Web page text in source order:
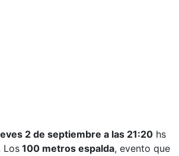
2 de septiembre a las 21:20 hs
Los 100 metros espalda, evento que